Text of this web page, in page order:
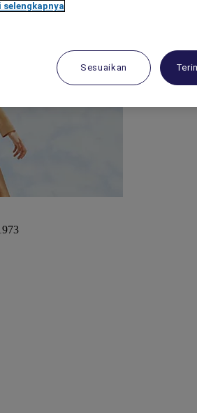
Sesuaikan